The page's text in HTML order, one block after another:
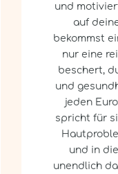
und
auf
bekommst
nur eine
beschert,
und
jeden
spricht für
und in
unendlich